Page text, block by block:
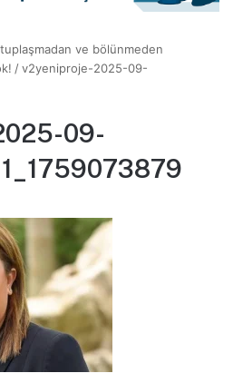
ve bölünmeden
/v2yeniproje-2025-09-
09-